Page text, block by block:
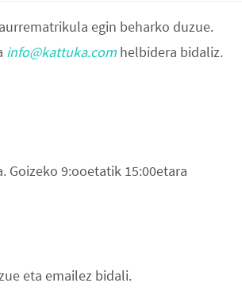
egin beharko duzue.
info@kattuka.com helbidera bidaliz.
9:ooetatik 15:00etara
eta emailez bidali.